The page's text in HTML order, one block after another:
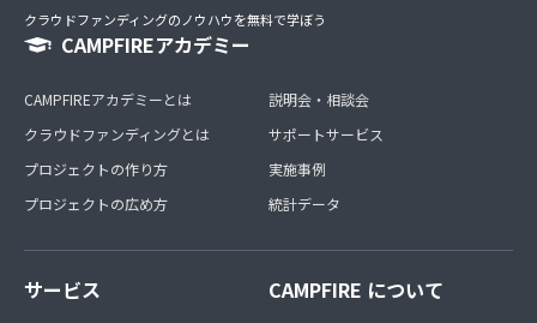
クラウドファンディングのノウハウを無料で学ぼう
CAMPFIREアカデミー
CAMPFIREアカデミーとは
クラウドファンディングとは
プロジェクトの作り方
プロジェクトの広め方
説明会・相談会
サポートサービス
実施事例
統計データ
サービス CAMPFIRE について